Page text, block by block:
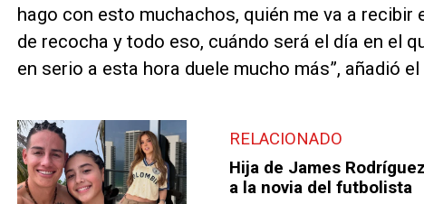
hago con esto muchachos, quién me va a recibir
de recocha y todo eso, cuándo será el día en el
en serio a esta hora duele mucho más”, añadió
RELACIONADO
Hija de James
a la novia del futbolista